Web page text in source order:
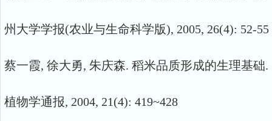
州大学学报(农业与生命科学版), 2005, 26(4): 52-55
蔡一霞, 徐大勇, 朱庆森. 稻米品质形成的生理基础.
植物学通报, 2004, 21(4): 419~428